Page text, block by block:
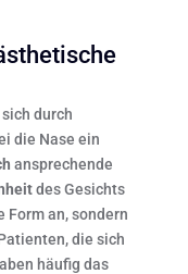
durch
die Nase ein
ansprechende
des Gesichts
Form an, sondern
die sich
häufig das